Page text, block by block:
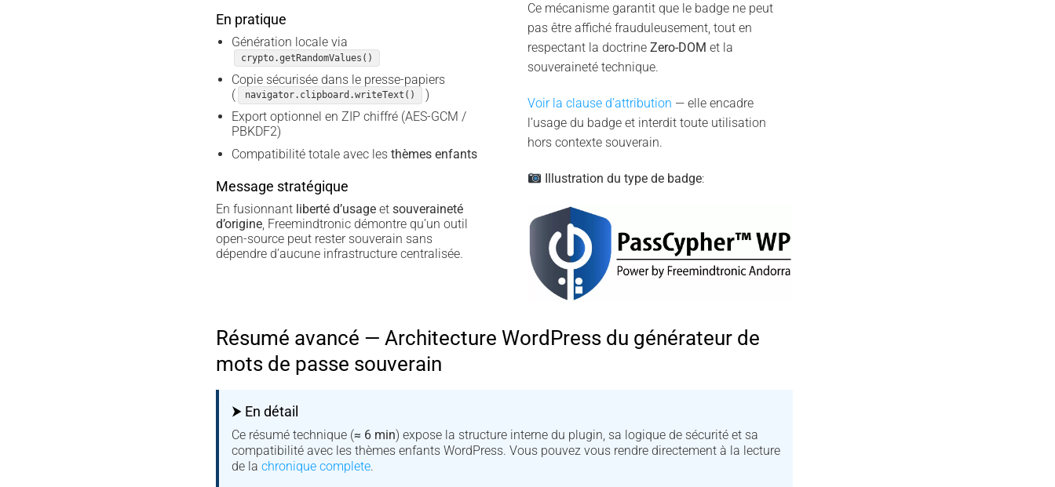
En pratique
Génération locale via
crypto.getRandomValues()
Copie sécurisée dans le presse-papiers
(
navigator.clipboard.writeText()
)
Export optionnel en ZIP chiffré (AES-GCM /
PBKDF2)
Compatibilité totale avec lesthèmes enfants
Message stratégique
En fusionnant liberté d’usageet souveraineté
d’origine, Freemindtronic démontre qu’un outil
open-source peut rester souverain sans
dépendre d’aucune infrastructure centralisée.
Ce mécanisme garantit que le badge ne peut
pas être affiché frauduleusement, tout en
respectant la doctrine Zero-DOM et la
souveraineté technique.
Voir la clause d’attribution — elle encadre
l’usage du badge et interdit toute utilisation
hors contexte souverain.
Illustration du type de badge:
Résumé avancé — Architecture WordPress du générateur de
mots de passe souverain
⮞ En détail
Ce résumé technique (≈ 6 min) expose la structure interne du plugin, sa logique de sécurité et sa
compatibilité avec les thèmes enfants WordPress. Vous pouvez vous rendre directement à la lecture
de la chronique complete.